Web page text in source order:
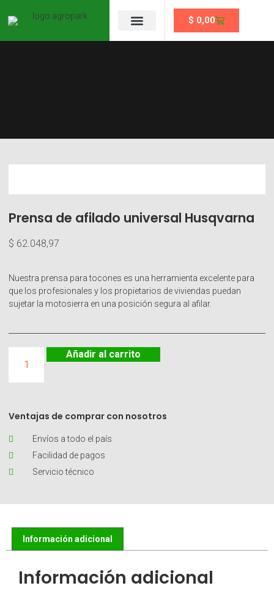
$ 0,00
Prensa de afilado universal Husqvarna
$ 62.048,97
Nuestra prensa para tocones es una herramienta excelente para
que los profesionales y los propietarios de viviendas puedan
sujetar la motosierra en una posición segura al afilar.
Añadir al carrito
Ventajas de comprar con nosotros
Envíos a todo el país
Facilidad de pagos
Servicio técnico
Información adicional
Información adicional